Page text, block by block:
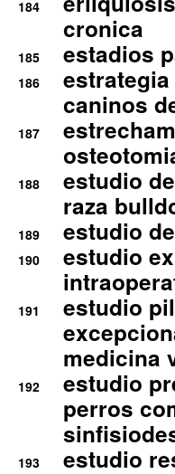
184
cronica
185 estadios
186
caninos
187
188
estudio
raza
189 estudio
190
estudio
191
estudio
medicina
192
estudio
perros
193
estudio